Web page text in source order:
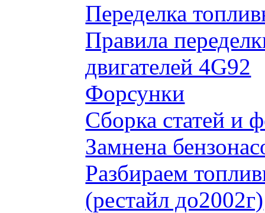
Переделка
Правила
двигателей 4G92
Форсунки
Сборка статей и
Замнена
Разбираем
(рестайл до2002г)